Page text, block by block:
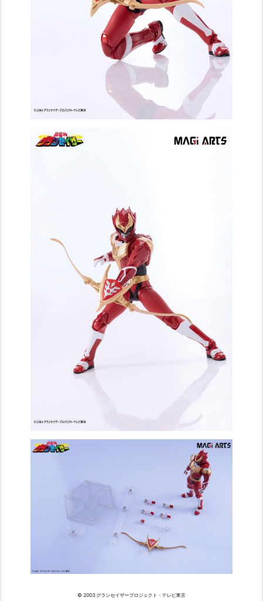
© 2003 グランセイザープロジェクト・テレビ東京